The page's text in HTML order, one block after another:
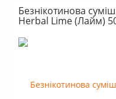
Безнікотинова
Herbal Lime (Лайм)